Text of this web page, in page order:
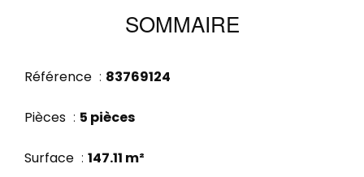
SOMMAIRE
Référence 83769124
Pièces 5 pièces
Surface 147.11 m²